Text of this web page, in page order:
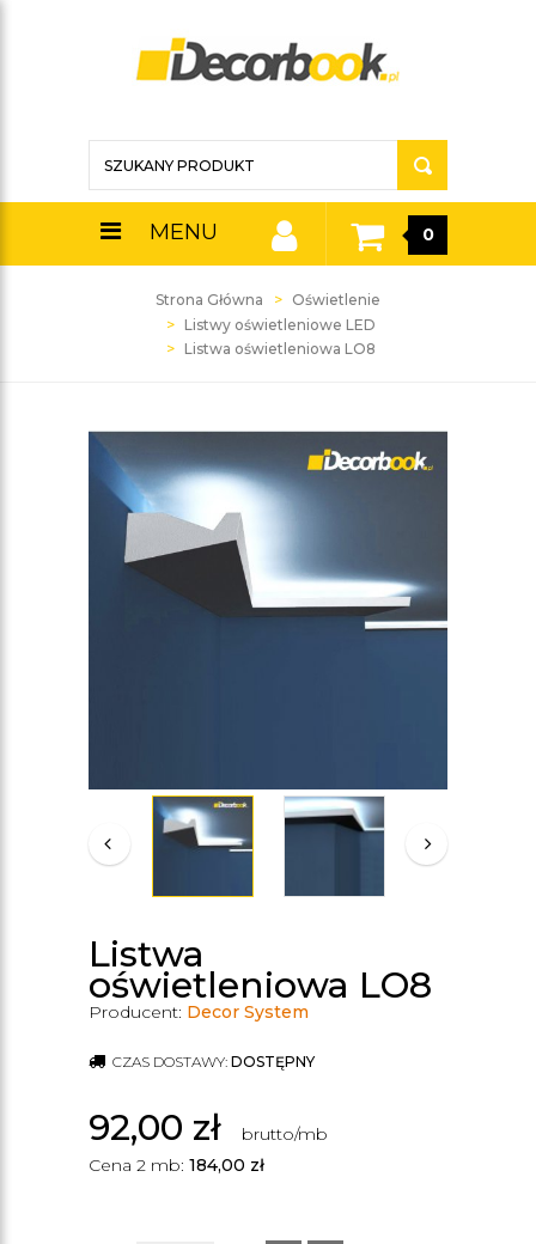
MENU 0
Strona Główna
Oświetlenie
Listwy oświetleniowe LED
Listwa oświetleniowa LO8
Listwa
oświetleniowa LO8
Producent: Decor System
CZAS DOSTAWY: DOSTĘPNY
92,00 zł
brutto/mb
Cena 2 mb: 184,00 zł